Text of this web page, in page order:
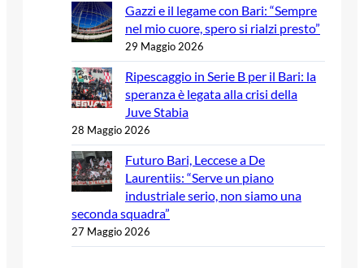
Gazzi e il legame con Bari: “Sempre
nel mio cuore, spero si rialzi presto”
29 Maggio 2026
Ripescaggio in Serie B per il Bari: la
speranza è legata alla crisi della
Juve Stabia
28 Maggio 2026
Futuro Bari, Leccese a De
Laurentiis: “Serve un piano
industriale serio, non siamo una
seconda squadra”
27 Maggio 2026